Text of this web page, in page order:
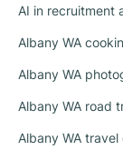
AI in recruitment
Albany WA
Albany WA
Albany WA road
Albany WA